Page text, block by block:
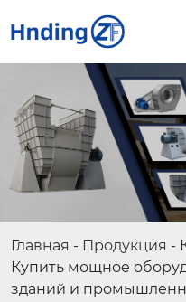
Главная - Продукция -
Купить мощное
зданий и